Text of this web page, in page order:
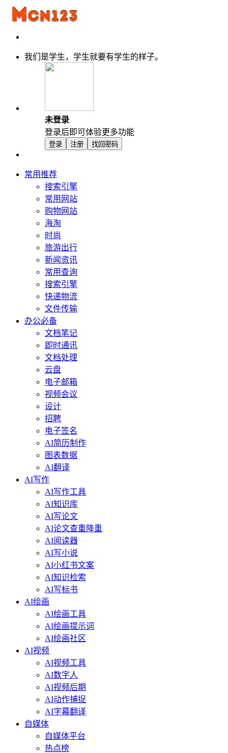
我们是学生，学生就要有学生的样子。
未登录
登录后即可体验更多功能
登录 注册 找回密码
常用推荐
搜索引擎
常用网站
购物网站
海淘
时尚
旅游出行
新闻资讯
常用查询
搜索引擎
快递物流
文件传输
办公必备
文档笔记
即时通讯
文档处理
云盘
电子邮箱
视频会议
设计
招聘
电子签名
AI简历制作
图表数据
AI翻译
AI写作
AI写作工具
AI知识库
AI写论文
AI论文查重降重
AI阅读器
AI写小说
AI小红书文案
AI知识检索
AI写标书
AI绘画
AI绘画工具
AI绘画提示词
AI绘画社区
AI视频
AI视频工具
AI数字人
AI视频后期
AI动作捕捉
AI字幕翻译
自媒体
自媒体平台
热点榜